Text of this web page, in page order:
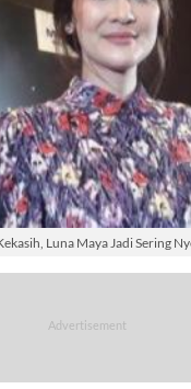
Luna Maya Jadi Sering